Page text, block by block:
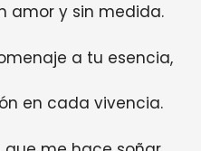
amor y sin medida.
a tu esencia,
en cada vivencia.